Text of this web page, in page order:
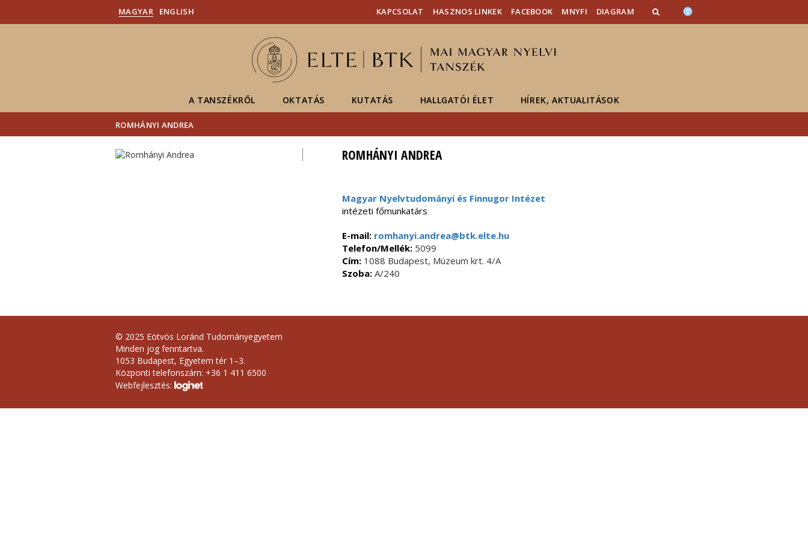
Hírek
Események
ELTE a
MAGYAR ENGLISH KAPCSOLAT HASZNOS LINKEK FACEBOOK MNYFI DIAGRAM
A TANSZÉKRŐL OKTATÁS KUTATÁS HALLGATÓI ÉLET HÍREK, AKTUALITÁSOK
ROMHÁNYI ANDREA
ROMHÁNYI ANDREA
Magyar Nyelvtudományi és Finnugor Intézet
intézeti főmunkatárs
E-mail:romhanyi.andrea@btk.elte.hu
Telefon/Mellék:5099
Cím:1088 Budapest, Múzeum krt. 4/A
Szoba:A/240
© 2025 Eötvös Loránd Tudományegyetem
Minden jog fenntartva.
1053 Budapest, Egyetem tér 1–3.
Központi telefonszám: +36 1 411 6500
Webfejlesztés: